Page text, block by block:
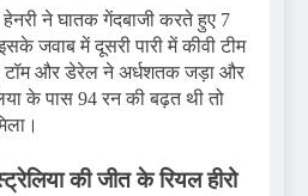
ने घातक गेंदबाजी करते हुए 7
जवाब में दूसरी पारी में कीवी टीम
टॉम और डेरेल ने अर्धशतक जड़ा और
के पास 94 रन की बढ़त थी तो
की जीत के रियल हीरो